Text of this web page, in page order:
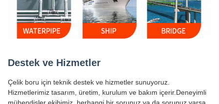
Destek ve Hizmetler
Çelik boru için teknik destek ve hizmetler sunuyoruz.
Hizmetlerimiz tasarım, üretim, kurulum ve bakım içerir.Deneyimli